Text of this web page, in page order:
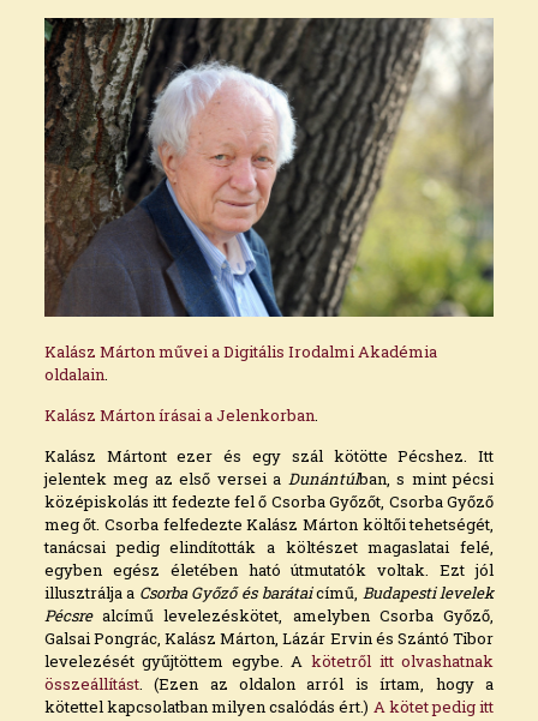
Kalász Márton művei a Digitális Irodalmi Akadémia
oldalain.
Kalász Márton írásai a Jelenkorban.
Kalász Mártont ezer és egy szál kötötte Pécshez. Itt
jelentek meg az első versei a Dunántúlban, s mint pécsi
középiskolás itt fedezte fel ő Csorba Győzőt, Csorba Győző
meg őt. Csorba felfedezte Kalász Márton költői tehetségét,
tanácsai pedig elindították a költészet magaslatai felé,
egyben egész életében ható útmutatók voltak. Ezt jól
illusztrálja a Csorba Győző és barátaicímű, Budapesti levelek
Pécsrealcímű levelezéskötet, amelyben Csorba Győző,
Galsai Pongrác, Kalász Márton, Lázár Ervin és Szántó Tibor
levelezését gyűjtöttem egybe. Akötetről itt olvashatnak
összeállítást. (Ezen az oldalon arról is írtam, hogy a
kötettel kapcsolatban milyen csalódás ért.) A kötet pedig itt